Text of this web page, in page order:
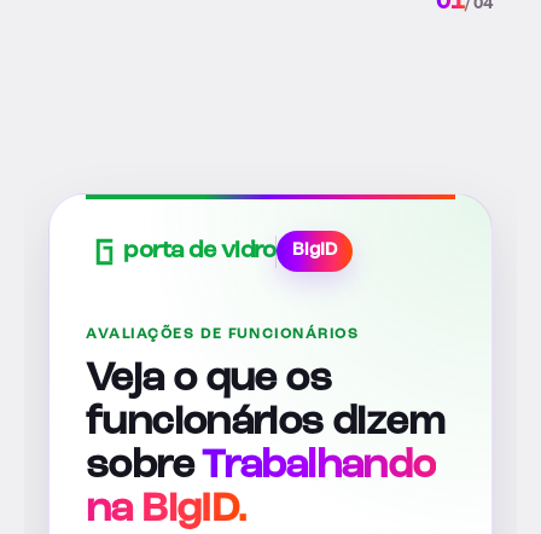
/ 04
porta de vidro BigID
AVALIAÇÕES DE FUNCIONÁRIOS
Veja o que os
funcionários dizem
sobreTrabalhando
na BigID.